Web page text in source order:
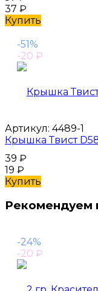
37 ₽
Купить
-51%
-20 ₽
Артикул: 4489-1
Крышка Твист
39 ₽
19 ₽
Купить
Рекомендуем
-24%
-20 ₽